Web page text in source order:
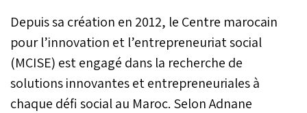
Depuis sa création en 2012, le Centre marocain
pour l’innovation et l’entrepreneuriat social
(MCISE) est engagé dans la recherche de
solutions innovantes et entrepreneuriales à
chaque défi social au Maroc. Selon Adnane